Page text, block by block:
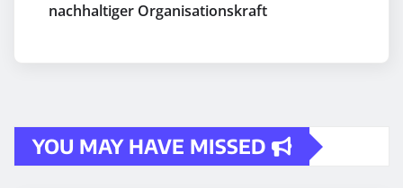
nachhaltiger Organisationskraft
YOU MAY HAVE MISSED